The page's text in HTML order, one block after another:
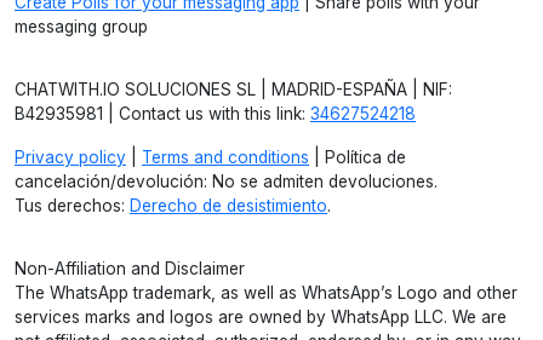
messaging group
CHATWITH.IO SOLUCIONES SL | MADRID-ESPAÑA | NIF:
B42935981 | Contact us with this link: 34627524218
Privacy policy Terms and conditions | Política de
cancelación/devolución: No se admiten devoluciones.
Tus derechos: Derecho de desistimiento.
Non-Affiliation and Disclaimer
The WhatsApp trademark, as well as WhatsApp’s Logo and other
services marks and logos are owned by WhatsApp LLC. We are